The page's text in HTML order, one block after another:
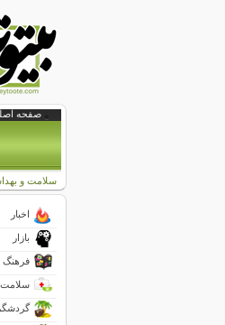
صفحه
سلامت و
اخبار
بازار
فرهنگ
سلامت